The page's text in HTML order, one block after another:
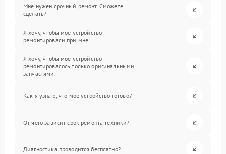
Мне нужен срочный ремонт. Сможете
сделать?
Я хочу, чтобы мое устройство
ремонтировали при мне.
Я хочу, чтобы мое устройство
ремонтировалось только оригинальными
запчастями.
Как я узнаю, что мое устройство готово?
От чего зависит срок ремонта техники?
Диагностика проводится бесплатно?